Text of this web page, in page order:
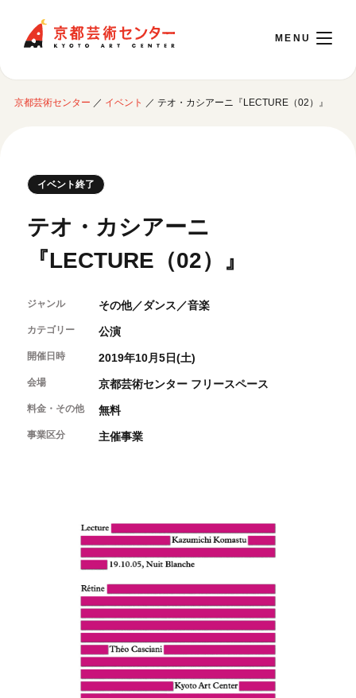
English
フェは11:00～18:00まで営業
開館時間・アクセシビリティ
フロアガイド
図書室・情報コーナー
カフェ・ショップ
よくあるご質問
取材／視察・見学／撮影
イベントに参加する
開催中のイベント
月間スケジュール
センターのプログラム・事業
制作室を使う
制作室について
制作室の設備
KACサポーター
京都芸術センターについて
京都芸術センターってどんなところ？
京都芸術センターの歩み
概要・理念・運営体制
連携事業のご案内
チケット情報
お問い合わせ
サイトポリシー&プライバシーポリシー
オフィシャルSNS
京都芸術センター ／ イベント ／ テオ・カシアーニ『LECTURE（02）』
イベント終了
テオ・カシアーニ
『LECTURE（02）』
ジャンル その他／ダンス／音楽
カテゴリー 公演
開催日時 2019年10月5日(土)
会場 京都芸術センター フリースペース
料金・その他 無料
事業区分 主催事業